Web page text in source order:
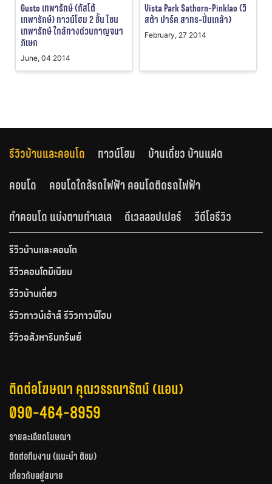
Gusto เทพารักษ์ (กัสโต้
เทพารักษ์) ทาวน์โฮม 2 ชั้น โซน
เทพารักษ์ ใกล้ทางด่วนกาญจนา
ภิเษก
June, 04 2014
Vista Park Sathorn-Pinklao (วิ
สต้า ปาร์ค สาทร-ปิ่นเกล้า)
February, 27 2014
รีวิวบ้านและคอนโด ทาวน์โฮม
บ้านเดี่ยว บ้านแฝด
คอนโด
คอนโดใกล้รถไฟฟ้า คอนโดติดรถไฟฟ้า
ทำคอนโด แบ่งตามทำเลเล
ดีเวลลอปเปอร์ วีดีโอรีวิว
รีวิวบ้านและคอนโด
รีวิวคอนโดมิเนียม
รีวิวบ้านเดี่ยว
รีวิวทาวน์เฮ้าส์ รีวิวทาวน์โฮม
รีวิวอสังหาริมทรัพย์
ติดต่อโฆษณา คุณวรรณารัตน์ (แอน)
090-464-8959
รายละเอียดโฆษณา
ติดต่อทีมงาน (แนะนำ ติชม)
เกี่ยวกับอยู่สบาย